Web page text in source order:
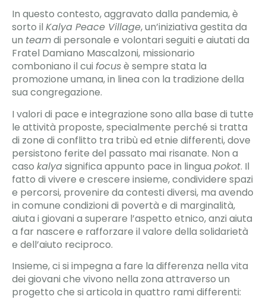
In questo contesto, aggravato dalla pandemia, è
sorto il Kalya Peace Village, un’iniziativa gestita da
un teamdi personale e volontari seguiti e aiutati da
Fratel Damiano Mascalzoni, missionario
comboniano il cui focusè sempre stata la
promozione umana, in linea con la tradizione della
sua congregazione.
I valori di pace e integrazione sono alla base di tutte
le attività proposte, specialmente perché si tratta
di zone di conflitto tra tribù ed etnie differenti, dove
persistono ferite del passato mai risanate. Non a
caso kalyasignifica appunto pace in lingua pokot. Il
fatto di vivere e crescere insieme, condividere spazi
e percorsi, provenire da contesti diversi, ma avendo
in comune condizioni di povertà e di marginalità,
aiuta i giovani a superare l’aspetto etnico, anzi aiuta
a far nascere e rafforzare il valore della solidarietà
e dell’aiuto reciproco.
Insieme, ci si impegna a fare la differenza nella vita
dei giovani che vivono nella zona attraverso un
progetto che si articola in quattro rami differenti: